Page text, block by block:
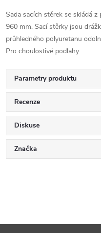
Sada sacích stěrek se skládá
960 mm. Sací stěrky jsou
průhledného polyuretanu
Pro choulostivé podlahy.
Parametry produktu
Recenze
Diskuse
Značka